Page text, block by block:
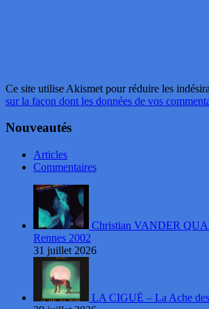
Ce site utilise Akismet pour réduire les
sur la façon dont les données de vos
Nouveautés
Articles
Commentaires
Christian VANDER
Rennes 2002
31 juillet 2026
LA CIGUË – La Ache